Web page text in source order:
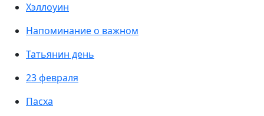
Хэллоуин
Напоминание о важном
Татьянин день
23 февраля
Пасха